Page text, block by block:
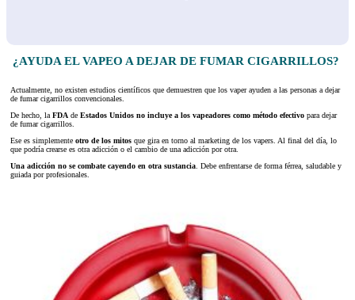
¿AYUDA EL VAPEO A DEJAR DE FUMAR CIGARRILLOS?
Actualmente, no existen estudios científicos que demuestren que los vaper ayuden a las personas a dejar
de fumar cigarrillos convencionales.
De hecho, laFDA de Estados Unidos no incluye a los vapeadores como método efectivo para dejar
de fumar cigarrillos.
Ese es simplemente otro de los mitos que gira en torno al marketing de los vapers. Al final del día, lo
que podría crearse es otra adicción o el cambio de una adicción por otra.
Una adicción no se combate cayendo en otra sustancia. Debe enfrentarse de forma férrea, saludable y
guiada por profesionales.